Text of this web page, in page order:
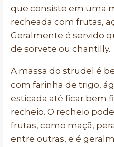
que consiste em uma
recheada com frutas,
Geralmente é servido
de sorvete ou chantilly.
A massa do strudel é
com farinha de trigo,
esticada até ficar bem
recheio. O recheio
frutas, como maçã,
entre outras, e é